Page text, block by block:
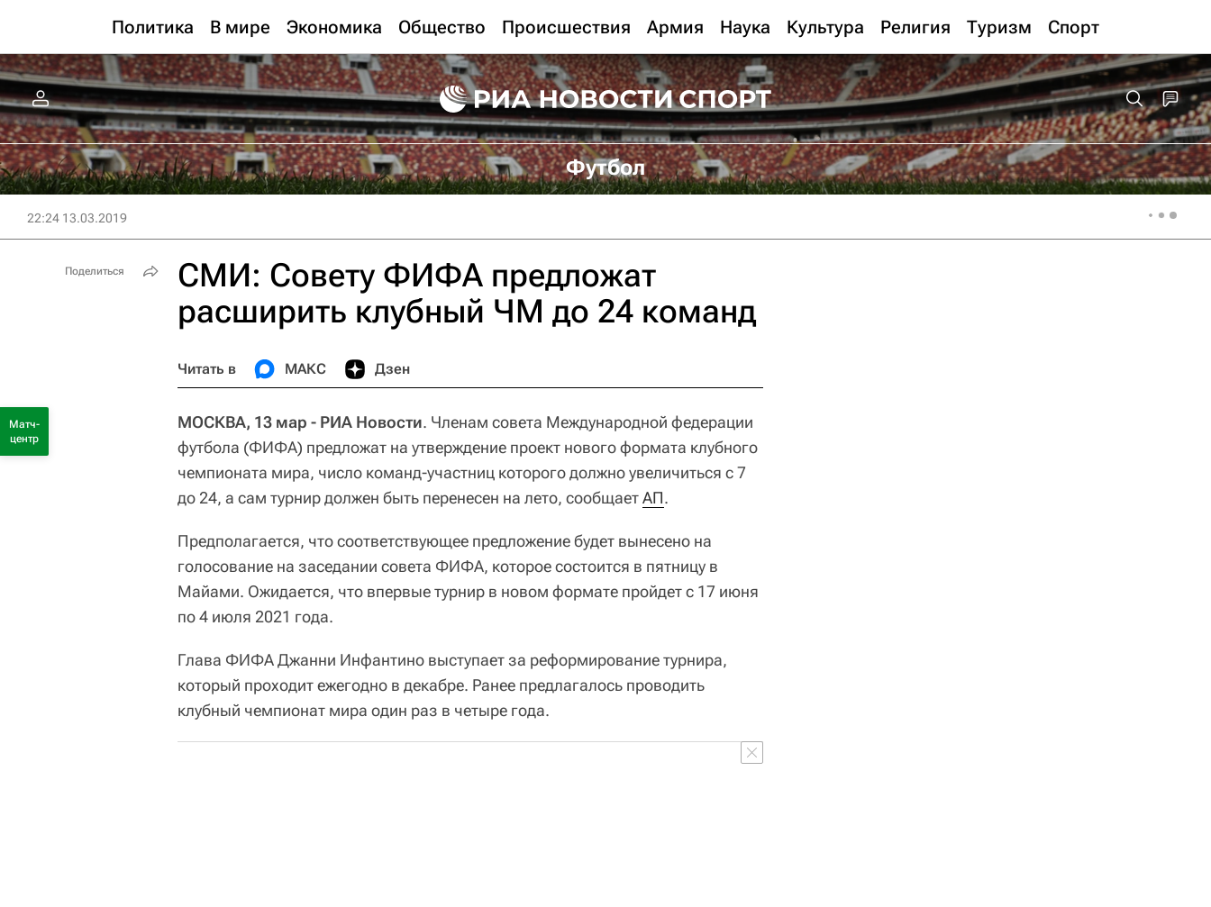
Политика В мире Экономика Общество Происшествия Армия Наука Культура Религия Туризм Спорт
Футбол
22:24 13.03.2019
СМИ: Совету ФИФА предложат
расширить клубный ЧМ до 24 команд
Читать в МАКС Дзен
МОСКВА, 13 мар - РИА Новости. Членам совета Международной федерации
футбола (ФИФА) предложат на утверждение проект нового формата клубного
чемпионата мира, число команд-участниц которого должно увеличиться с 7
до 24, а сам турнир должен быть перенесен на лето, сообщаетАП.
Предполагается, что соответствующее предложение будет вынесено на
голосование на заседании совета ФИФА, которое состоится в пятницу в
Майами. Ожидается, что впервые турнир в новом формате пройдет с 17 июня
по 4 июля 2021 года.
Глава ФИФА Джанни Инфантино выступает за реформирование турнира,
который проходит ежегодно в декабре. Ранее предлагалось проводить
клубный чемпионат мира один раз в четыре года.
Поделиться
Матч-
центр